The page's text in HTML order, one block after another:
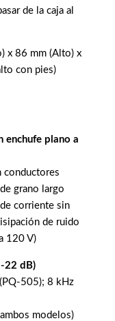
de la caja al
x 86 mm (Alto) x
con pies)
enchufe plano a
conductores
grano largo
corriente sin
de ruido
120 V)
22 dB)
505); 8 kHz
modelos)